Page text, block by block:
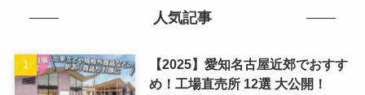
人気記事
【2025】愛知名古屋近郊でおすす
め！工場直売所 12選 大公開！